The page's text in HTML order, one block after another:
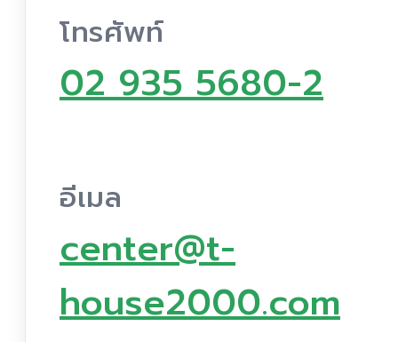
โทรศัพท์
02 935 5680-2
อีเมล
center@t-
house2000.com